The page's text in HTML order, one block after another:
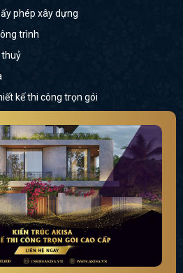
phép xây dựng
trình
thuỷ
kế thi công trọn gói